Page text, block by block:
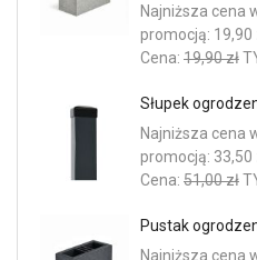
Najniższa cena
promocją: 19,90
Cena: 19,90 zł
Słupek
Najniższa cena
promocją: 33,50
Cena: 51,00 zł
Pustak
Najniższa cena